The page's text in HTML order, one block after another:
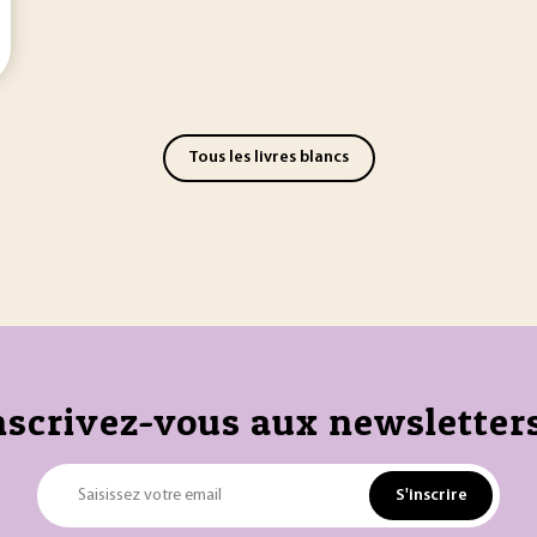
Tous les livres blancs
vous aux
Saisissez votre email S'inscrire